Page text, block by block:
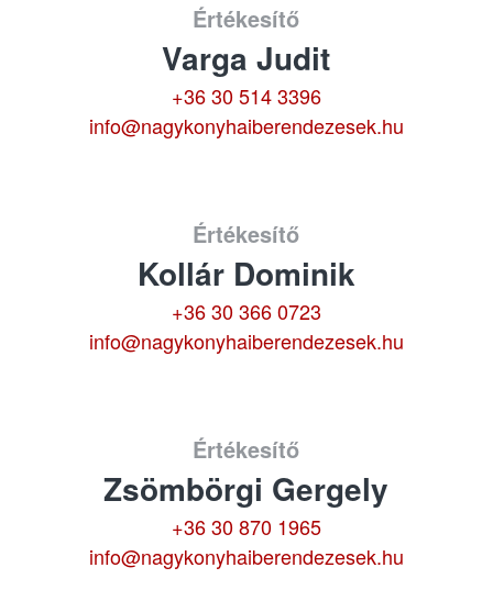
Értékesítő
Varga Judit
+36 30 514 3396
info@nagykonyhaiberendezesek.hu
Értékesítő
Kollár Dominik
+36 30 366 0723
info@nagykonyhaiberendezesek.hu
Értékesítő
Zsömbörgi Gergely
+36 30 870 1965
info@nagykonyhaiberendezesek.hu